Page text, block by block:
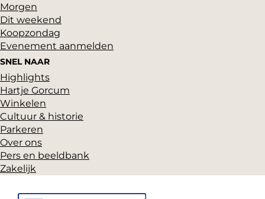
n
a
o
p
F
a
c
e
b
o
n
a
o
p
P
i
n
t
e
r
a
o
Morgen
Dit weekend
Koopzondag
Evenement aanmelden
SNEL NAAR
Highlights
Hartje Gorcum
Winkelen
Cultuur & historie
Parkeren
Over ons
Pers en beeldbank
Zakelijk